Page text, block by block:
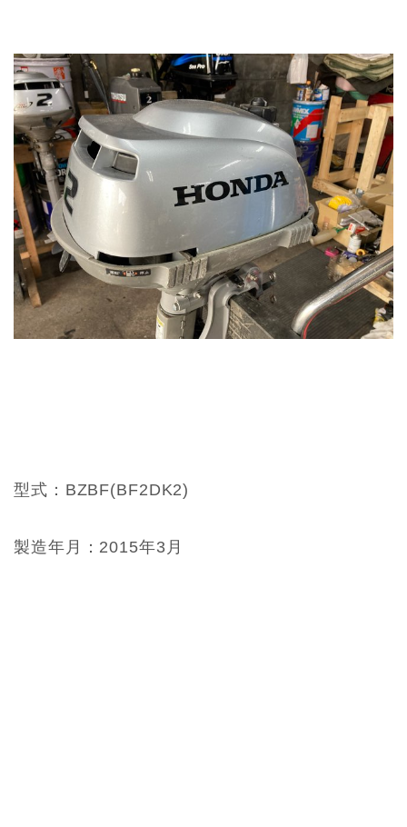
型式：BZBF(BF2DK2)
製造年月：2015年3月